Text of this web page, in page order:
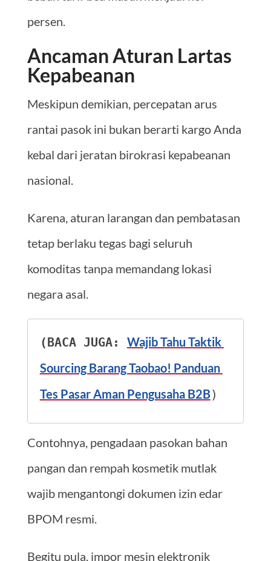
persen.
Ancaman Aturan Lartas
Kepabeanan
Meskipun demikian, percepatan arus
rantai pasok ini bukan berarti kargo Anda
kebal dari jeratan birokrasi kepabeanan
nasional.
Karena, aturan larangan dan pembatasan
tetap berlaku tegas bagi seluruh
komoditas tanpa memandang lokasi
negara asal.
(BACA JUGA: Wajib Tahu Taktik
Sourcing Barang Taobao! Panduan
Tes Pasar Aman Pengusaha B2B)
Contohnya, pengadaan pasokan bahan
pangan dan rempah kosmetik mutlak
wajib mengantongi dokumen izin edar
BPOM resmi.
Begitu pula, impor mesin elektronik